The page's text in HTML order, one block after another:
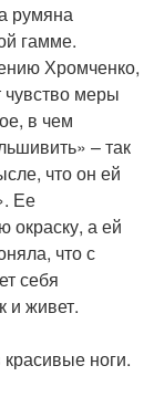
румяна
гамме.
Хромченко,
чувство меры
в чем
– так
что он ей
Ее
окраску, а ей
что с
себя
и живет.
ноги.